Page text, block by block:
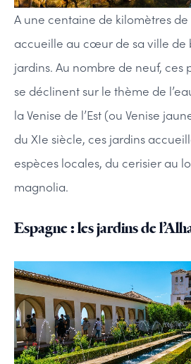
A une centaine de kilomètres
accueille au cœur de sa ville de
jardins. Au nombre de neuf, ces
se déclinent sur le thème de
la Venise de l’Est (ou Venise
du XIe siècle, ces jardins
espèces locales, du cerisier au
magnolia.
Espagne : les jardins de